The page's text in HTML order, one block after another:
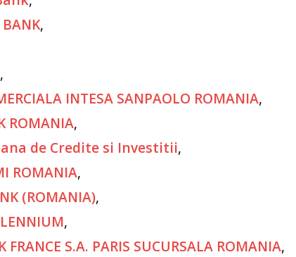
,
,
INTESA SANPAOLO ROMANIA,
ROMANIA,
de Credite si Investitii,
ROMANIA,
(ROMANIA),
,
S.A. PARIS SUCURSALA ROMANIA,